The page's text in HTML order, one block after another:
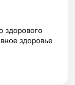
здорового
здоровье